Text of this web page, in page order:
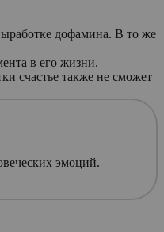
дофамина. В то же
в его жизни.
счастье также не сможет
эмоций.